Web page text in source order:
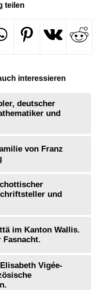
teilen
interessieren
deutscher
und
von Franz
und
im Kanton Wallis.
Fasnacht.
Vigée-